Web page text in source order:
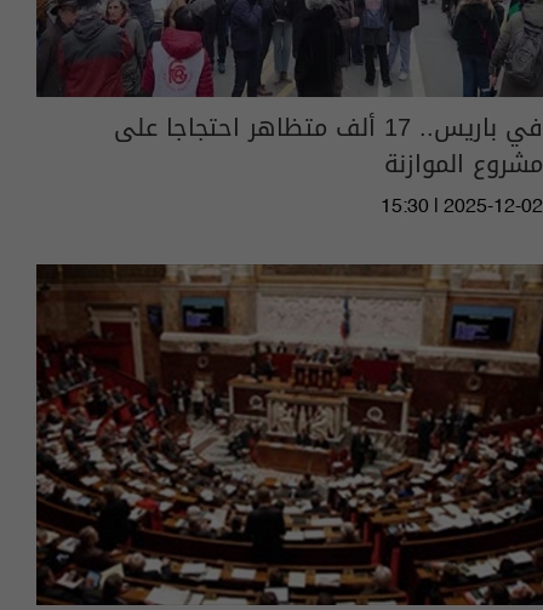
في باريس.. 17 ألف متظاهر احتجاجا على
مشروع الموازنة
15:30 | 2025-12-02